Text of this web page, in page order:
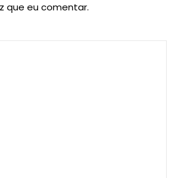
que eu comentar.